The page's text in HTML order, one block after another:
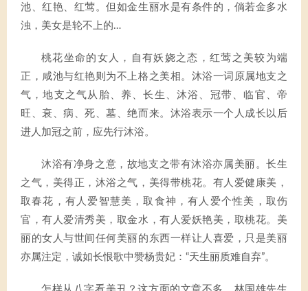
池、红艳、红莺。但如金生丽水是有条件的，倘若金多水
浊，美女是轮不上的…
桃花坐命的女人，自有妖娆之态，红莺之美较为端
正，咸池与红艳则为不上格之美相。沐浴一词原属地支之
气，地支之气从胎、养、长生、沐浴、冠带、临官、帝
旺、衰、病、死、墓、绝而来。沐浴表示一个人成长以后
进人加冠之前，应先行沐浴。
沐浴有净身之意，故地支之带有沐浴亦属美丽。长生
之气，美得正，沐浴之气，美得带桃花。有人爱健康美，
取春花，有人爱智慧美，取食神，有人爱个性美，取伤
官，有人爱清秀美，取金水，有人爱妖艳美，取桃花。美
丽的女人与世间任何美丽的东西一样让人喜爱，只是美丽
亦属注定，诚如长恨歌中赞杨贵妃：“天生丽质难自弃”。